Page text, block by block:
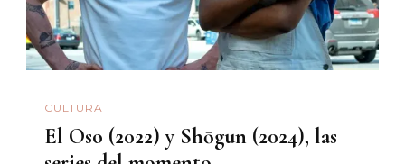
CULTURA
El Oso (2022) y Shōgun (2024), las